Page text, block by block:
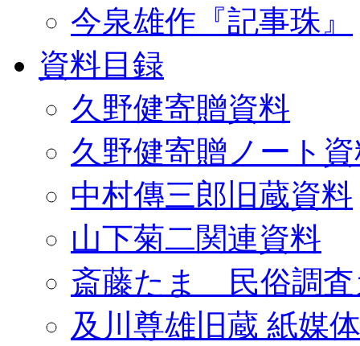
今泉雄作『記事珠』
資料目録
久野健寄贈資料
久野健寄贈ノート
中村傳三郎旧蔵資料
山下菊二関連資料
斎藤たま 民俗調査
及川尊雄旧蔵 紙媒